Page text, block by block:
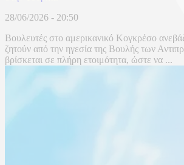
28/06/2026 - 20:50
Βουλευτές στο αμερικανικό Κογκρέσο
ζητούν από την ηγεσία της Βουλής των
βρίσκεται σε πλήρη ετοιμότητα, ώστε να ...